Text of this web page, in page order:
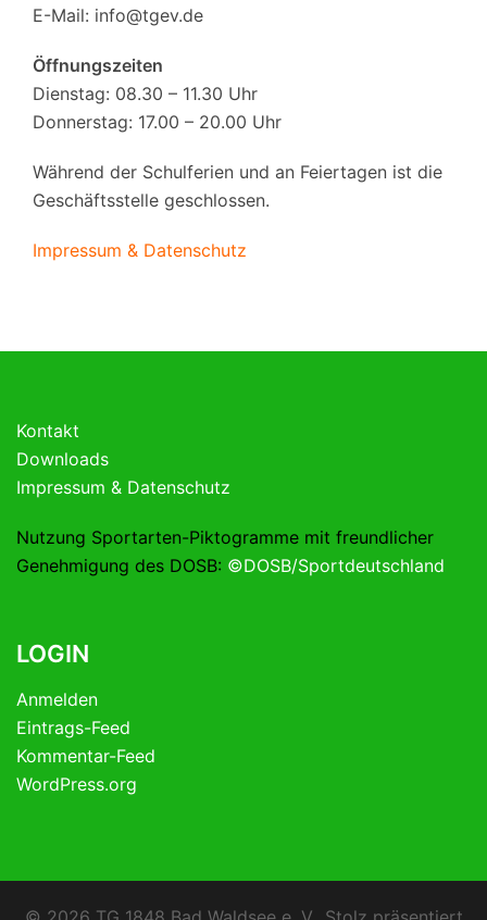
E-Mail: info@tgev.de
Öffnungszeiten
Dienstag: 08.30 – 11.30 Uhr
Donnerstag: 17.00 – 20.00 Uhr
Während der Schulferien und an Feiertagen ist die
Geschäftsstelle geschlossen.
Impressum & Datenschutz
Kontakt
Downloads
Impressum & Datenschutz
Nutzung Sportarten-Piktogramme mit freundlicher
Genehmigung des DOSB: ©DOSB/Sportdeutschland
LOGIN
Anmelden
Eintrags-Feed
Kommentar-Feed
WordPress.org